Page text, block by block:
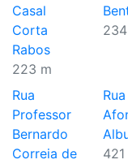
Casal
Corta
Rabos
223 m
Rua
Professor
Bernardo
Correia de
Rua
421